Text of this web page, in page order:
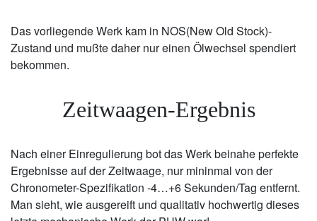
Das vorliegende Werk kam in NOS(New Old Stock)-
Zustand und mußte daher nur einen Ölwechsel spendiert
bekommen.
Zeitwaagen-Ergebnis
Nach einer Einregulierung bot das Werk beinahe perfekte
Ergebnisse auf der Zeitwaage, nur mininmal von der
Chronometer-Spezifikation -4…+6 Sekunden/Tag entfernt.
Man sieht, wie ausgereift und qualitativ hochwertig dieses